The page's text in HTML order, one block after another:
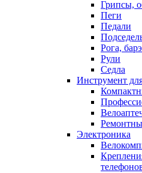
Грипсы,
Пеги
Педали
Рога,
Рули
Седла
Инструмент
Электроника